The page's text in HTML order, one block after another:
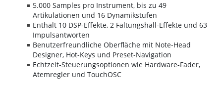
5.000 Samples pro Instrument, bis zu 49
Artikulationen und 16 Dynamikstufen
Enthält 10 DSP-Effekte, 2 Faltungshall-Effekte und 63
Impulsantworten
Benutzerfreundliche Oberfläche mit Note-Head
Designer, Hot-Keys und Preset-Navigation
Echtzeit-Steuerungsoptionen wie Hardware-Fader,
Atemregler und TouchOSC